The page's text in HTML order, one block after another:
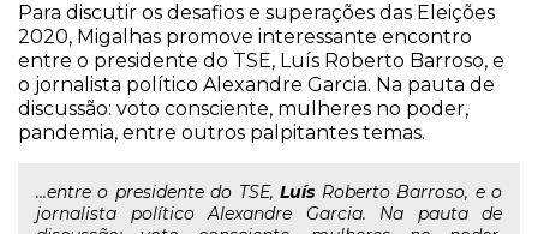
Para discutir os desafios e superações das Eleições
2020, Migalhas promove interessante encontro
entre o presidente do TSE, Luís Roberto Barroso, e
o jornalista político Alexandre Garcia. Na pauta de
discussão: voto consciente, mulheres no poder,
pandemia, entre outros palpitantes temas.
...entre o presidente do TSE,Luís Roberto Barroso, e o
jornalista político Alexandre Garcia. Na pauta de